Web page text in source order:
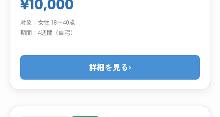
¥10,000
対象： 女性 18〜40歳
期間：4週間（自宅）
詳細を見る›